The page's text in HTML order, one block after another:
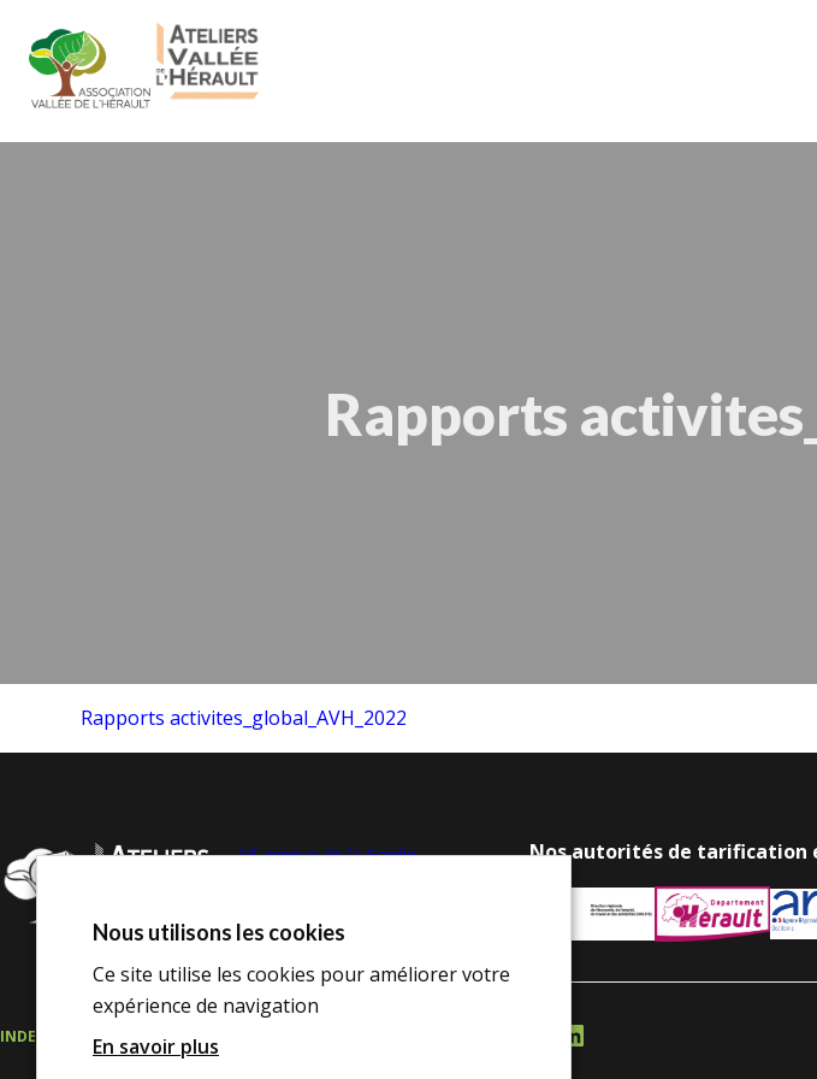
Rapports
Rapports activites_global_AVH_2022
18 avenue de la Gardie,
contact@avh34.org
Nos autorités de tarification
INDEX DE L’ÉGALITÉ PROFESSIONNELLE LinkedIn
Nous utilisons les cookies
Ce site utilise les cookies pour améliorer votre
expérience de navigation
En savoir plus